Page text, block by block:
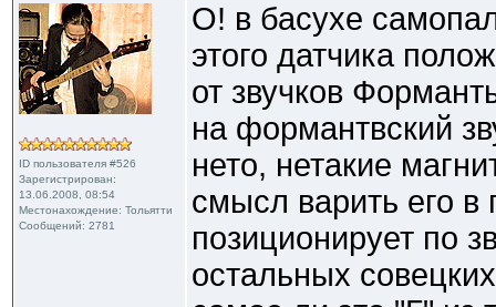
ID пользователя #526
Зарегистрирован:
13.06.2008, 08:54
Местонахождение: Тольятти
Сообщений: 2781
О! в басухе
этого датчика
от звучков
на формантвский
нето, нетакие
смысл варить его
позиционирует по
остальных